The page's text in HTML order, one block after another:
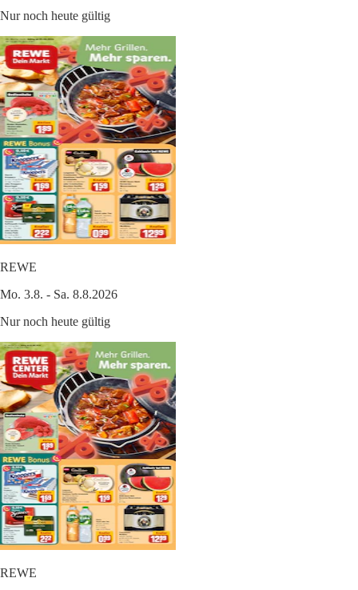
Nur noch heute gültig
REWE
Mo. 3.8. - Sa. 8.8.2026
Nur noch heute gültig
REWE